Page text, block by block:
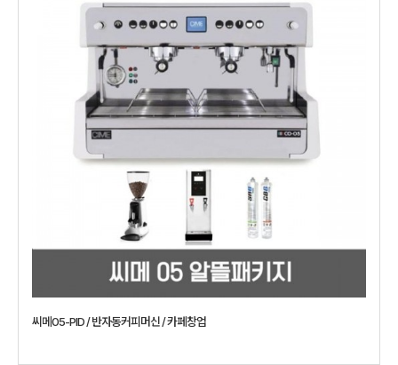
씨메05-PID / 반자동커피머신 / 카페창업